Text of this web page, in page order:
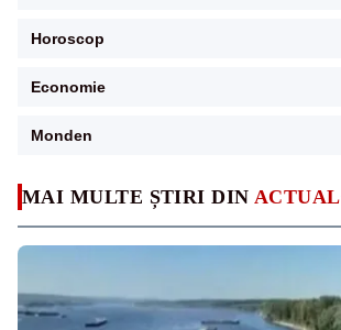
MAI MULTE ȘTIRI DIN ACTUAL
Horoscop
Economie
Monden